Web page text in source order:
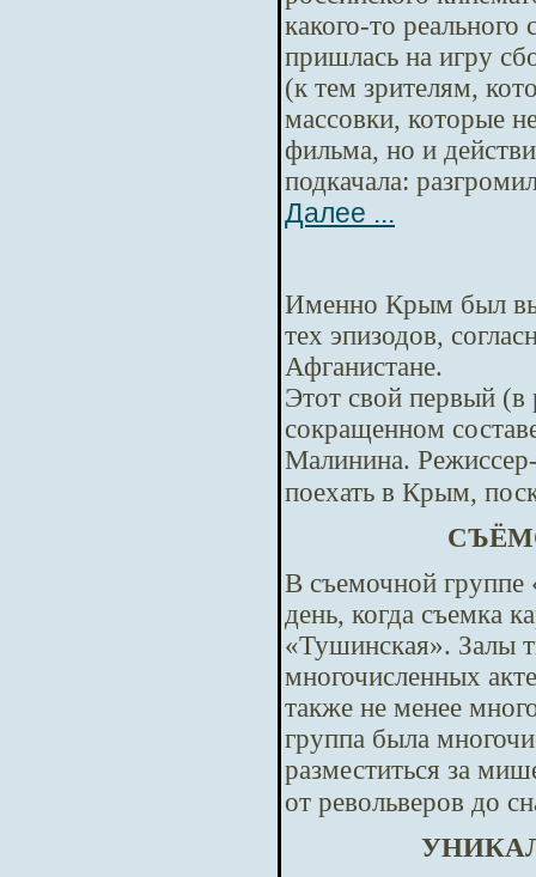
какого-то
пришлась на игру
(к тем зрителям,
массовки, которые
фильма, но и
подкачала:
Далее ...
Именно Крым был
тех эпизодов,
Афганистане.
Этот свой первый (в
сокращенном
Малинина.
поехать в Крым,
В съемочной группе
день, когда съемка
«Тушинская». Залы
многочисленных
также не менее
группа была
разместиться за
от револьверов до